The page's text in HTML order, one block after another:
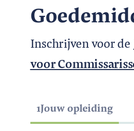
Inschrijven voor de
voor
1Jouw opleiding